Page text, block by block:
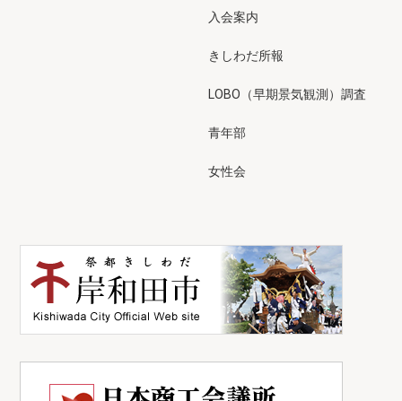
入会案内
きしわだ所報
LOBO（早期景気観測）調査
青年部
女性会